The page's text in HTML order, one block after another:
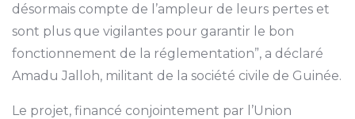
désormais compte de l’ampleur de leurs pertes et
sont plus que vigilantes pour garantir le bon
fonctionnement de la réglementation”, a déclaré
Amadu Jalloh, militant de la société civile de Guinée.
Le projet, financé conjointement par l’Union